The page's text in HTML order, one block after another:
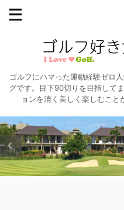
ゴルフにハマった運動経験ゼロ
グです。目下90切りを目指して
ョンを清く美しく楽しむこと